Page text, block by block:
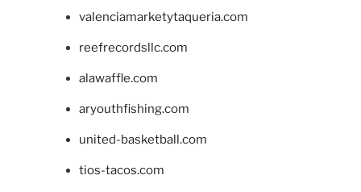
valenciamarketytaqueria.com
reefrecordsllc.com
alawaffle.com
aryouthfishing.com
united-basketball.com
tios-tacos.com